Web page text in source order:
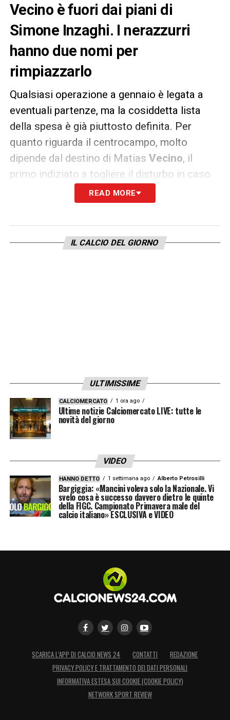
Vecino è fuori dai piani di
Simone Inzaghi. I nerazzurri
hanno due nomi per
rimpiazzarlo
Qualsiasi operazione a gennaio è legata a
eventuali partenze, ma la cosiddetta lista
della spesa è già piuttosto definita. Per
quanto riguarda il centrocampo, molto
dipende dal destino di Matias Vecino, il
primo indiziato a togliere il disturbo in caso
di proposte ritenute congrue: la partenza
dell’uruguaiano consentirebbe all’
complicate per le elevate richieste degli
emiliani e dei liguri (che valutano i propri
giocatori tra i 20 e i 30 milioni).
LA PLAYLIST DELLE NOSTRE TOP NEWS
READ MORE
IL CALCIO DEL GIORNO
ULTIMISSIME
CALCIOMERCATO 1 ora ago
Ultime notizie Calciomercato LIVE: tutte le
novità del giorno
VIDEO
HANNO DETTO 1 settimana ago Alberto Petrosilli
Bargiggia: «Mancini voleva solo la Nazionale. Vi
svelo cosa è successo davvero dietro le quinte
della FIGC. Campionato Primavera male del
calcio italiano» ESCLUSIVA e VIDEO
SCARICA L’APP DI CALCIO NEWS 24 CONTATTI
REDAZIONE
PRIVACY POLICY E TRATTAMENTO DEI DATI PERSONALI
INFORMATIVA ESTESA SUI COOKIE (COOKIE POLICY)
NETWORK SPORT REVIEW